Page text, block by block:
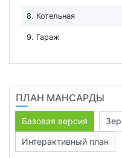
8. Котельная
9. Гараж
ПЛАН МАНСАРДЫ
Базовая версия
Интерактивный план